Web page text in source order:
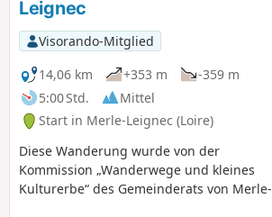
Leignec
Visorando-Mitglied
14,06 km
+353 m
-359 m
5:00 Std.
Mittel
Start in Merle-Leignec (Loire)
Diese Wanderung wurde von der
Kommission „Wanderwege und kleines
Kulturerbe“ des Gemeinderats von Merle-